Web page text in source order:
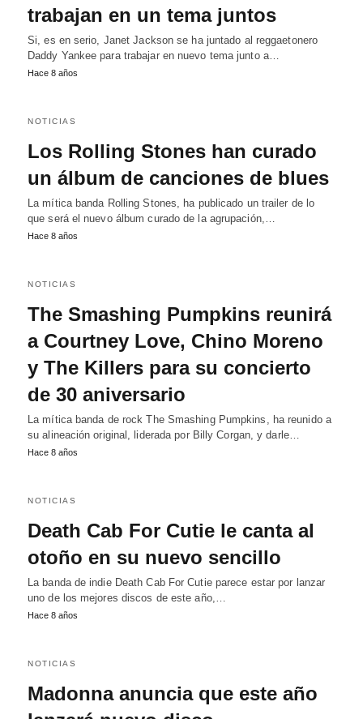
trabajan en un tema juntos
Si, es en serio, Janet Jackson se ha juntado al reggaetonero
Daddy Yankee para trabajar en nuevo tema junto a…
Hace 8 años
NOTICIAS
Los Rolling Stones han curado
un álbum de canciones de blues
La mítica banda Rolling Stones, ha publicado un trailer de lo
que será el nuevo álbum curado de la agrupación,…
Hace 8 años
NOTICIAS
The Smashing Pumpkins reunirá
a Courtney Love, Chino Moreno
y The Killers para su concierto
de 30 aniversario
La mítica banda de rock The Smashing Pumpkins, ha reunido a
su alineación original, liderada por Billy Corgan, y darle…
Hace 8 años
NOTICIAS
Death Cab For Cutie le canta al
otoño en su nuevo sencillo
La banda de indie Death Cab For Cutie parece estar por lanzar
uno de los mejores discos de este año,…
Hace 8 años
NOTICIAS
Madonna anuncia que este año